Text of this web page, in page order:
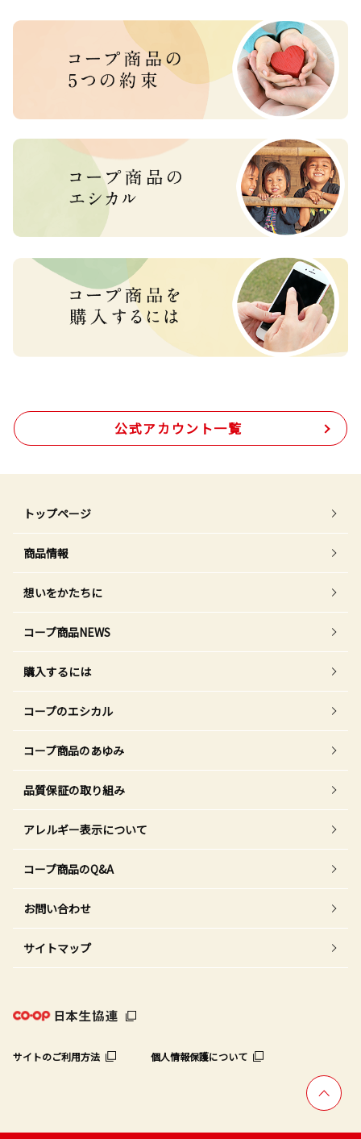
公式アカウント一覧
トップページ
商品情報
想いをかたちに
コープ商品NEWS
購入するには
コープのエシカル
コープ商品のあゆみ
品質保証の取り組み
アレルギー表示について
コープ商品のQ&A
お問い合わせ
サイトマップ
サイトのご利用方法 個人情報保護について